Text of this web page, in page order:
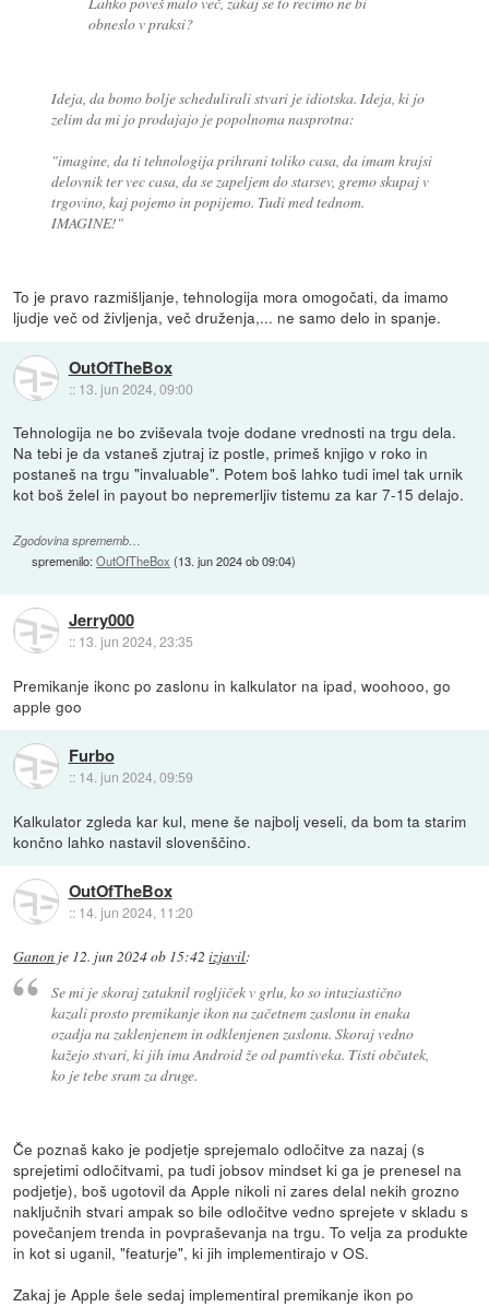
obneslo v praksi?
Ideja, da bomo bolje schedulirali stvari je idiotska. Ideja, ki jo
zelim da mi jo prodajajo je popolnoma nasprotna:
"imagine, da ti tehnologija prihrani toliko casa, da imam krajsi
delovnik ter vec casa, da se zapeljem do starsev, gremo skupaj v
trgovino, kaj pojemo in popijemo. Tudi med tednom.
IMAGINE!"
To je pravo razmišljanje, tehnologija mora omogočati, da imamo
ljudje več od življenja, več druženja,... ne samo delo in spanje.
OutOfTheBox
:: 13. jun 2024, 09:00
Tehnologija ne bo zviševala tvoje dodane vrednosti na trgu dela.
Na tebi je da vstaneš zjutraj iz postle, primeš knjigo v roko in
postaneš na trgu "invaluable". Potem boš lahko tudi imel tak urnik
kot boš želel in payout bo nepremerljiv tistemu za kar 7-15 delajo.
Zgodovina sprememb…
spremenilo:OutOfTheBox (13. jun 2024 ob 09:04)
Jerry000
:: 13. jun 2024, 23:35
Premikanje ikonc po zaslonu in kalkulator na ipad, woohooo, go
apple goo
Furbo
:: 14. jun 2024, 09:59
Kalkulator zgleda kar kul, mene še najbolj veseli, da bom ta starim
končno lahko nastavil slovenščino.
OutOfTheBox
:: 14. jun 2024, 11:20
Ganon je 12. jun 2024 ob 15:42 izjavil:
Se mi je skoraj zataknil rogljiček v grlu, ko so intuziastično
kazali prosto premikanje ikon na začetnem zaslonu in enaka
ozadja na zaklenjenem in odklenjenen zaslonu. Skoraj vedno
kažejo stvari, ki jih ima Android že od pamtiveka. Tisti občutek,
ko je tebe sram za druge.
Če poznaš kako je podjetje sprejemalo odločitve za nazaj (s
sprejetimi odločitvami, pa tudi jobsov mindset ki ga je prenesel na
podjetje), boš ugotovil da Apple nikoli ni zares delal nekih grozno
naključnih stvari ampak so bile odločitve vedno sprejete v skladu s
povečanjem trenda in povpraševanja na trgu. To velja za produkte
in kot si uganil, "featurje", ki jih implementirajo v OS.
Zakaj je Apple šele sedaj implementiral premikanje ikon po